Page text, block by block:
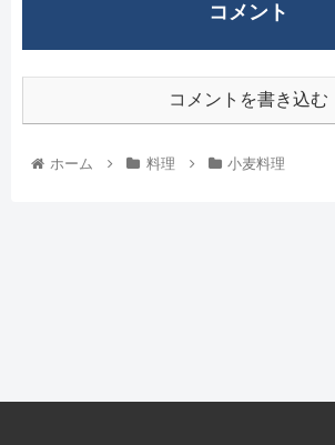
コメント
コメントを書き込む
ホーム 料理 小麦料理